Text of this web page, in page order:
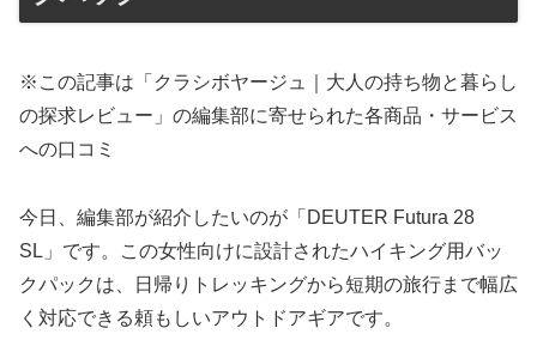
※この記事は「クラシボヤージュ｜大人の持ち物と暮らし
の探求レビュー」の編集部に寄せられた各商品・サービス
への口コミ
今日、編集部が紹介したいのが「DEUTER Futura 28
SL」です。この女性向けに設計されたハイキング用バッ
クパックは、日帰りトレッキングから短期の旅行まで幅広
く対応できる頼もしいアウトドアギアです。